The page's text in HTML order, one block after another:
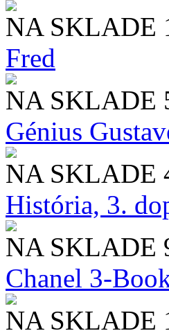
NA SKLADE
Fred
NA SKLADE
Génius
NA SKLADE
História, 3.
NA SKLADE
Chanel 3-
NA SKLADE